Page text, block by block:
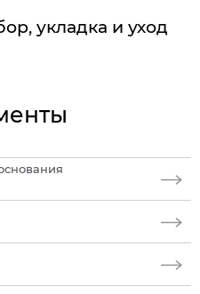
укладка и уход